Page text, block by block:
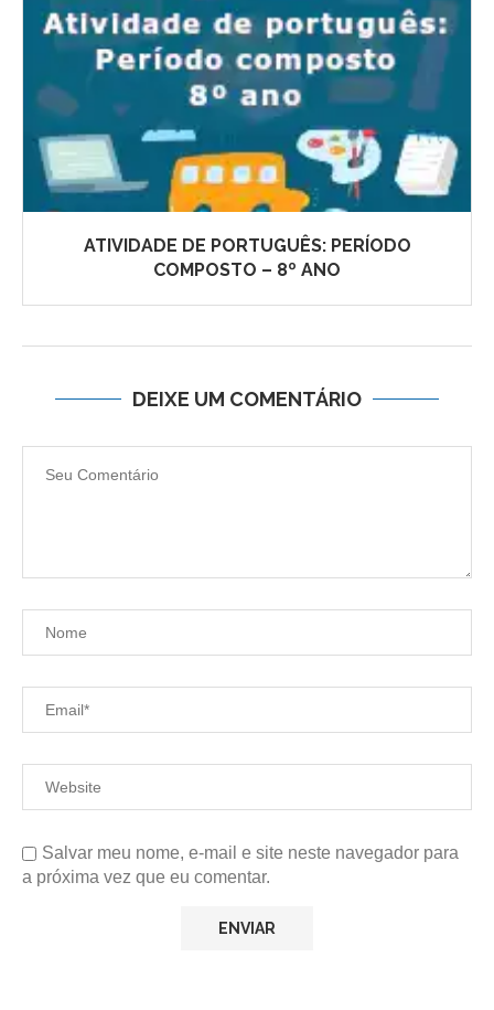
ATIVIDADE DE PORTUGUÊS: PERÍODO
COMPOSTO – 8º ANO
DEIXE UM COMENTÁRIO
Salvar meu nome, e-mail e site neste navegador para
a próxima vez que eu comentar.